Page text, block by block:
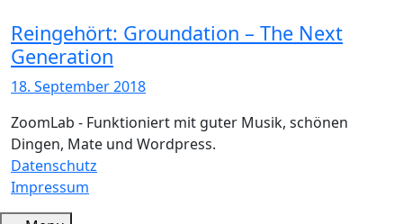
Reingehört: Groundation – The Next
Generation
18. September 2018
ZoomLab - Funktioniert mit guter Musik, schönen
Dingen, Mate und Wordpress.
Datenschutz
Impressum